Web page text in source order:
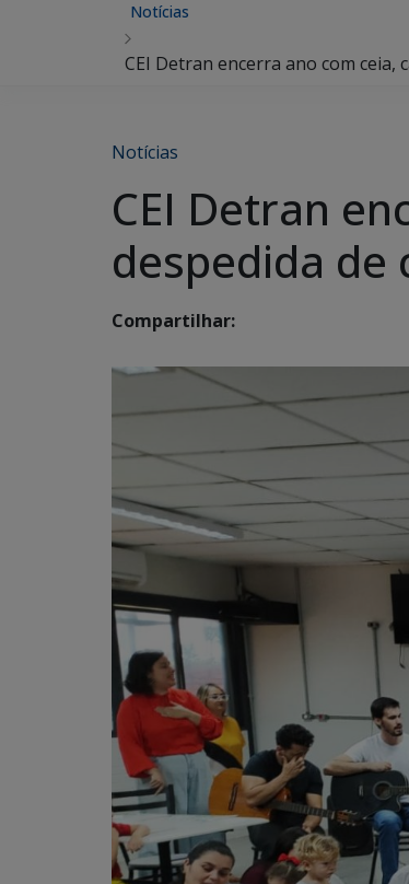
Notícias
CEI Detran encerra ano com
Notícias
CEI Detran
despedida de
Compartilhar: